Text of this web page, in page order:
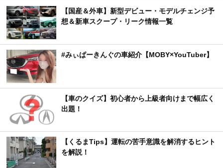
【国産＆外車】新型デビュー・モデルチェンジ予
想＆新車スクープ・リーク情報一覧
#みぃぱーきんぐの車紹介【MOBY×YouTuber】
【車のクイズ】初心者から上級者向けまで幅広く
出題！
【くるまTips】運転の苦手意識を解消するヒント
を解説！